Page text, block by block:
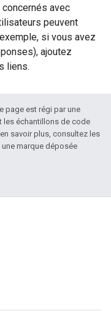
avec
peuvent
si vous avez
ajoutez
liens.
page est régi par une
les échantillons de code
en savoir plus, consultez les
une marque déposée